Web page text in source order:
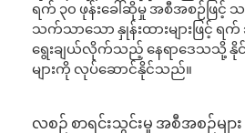
ရက် ၃၀ ဖုန်းခေါ်ဆိုမှု အစီအစဉ်ဖြင့်
သက်သာသော နှုန်းထားများဖြင့် ရ
ရွေးချယ်လိုက်သည့် နေရာဒေသသို့ နို
များကို လုပ်ဆောင်နိုင်သည်။
လစဉ် စာရင်းသွင်းမှု အစီအစဉ်များ